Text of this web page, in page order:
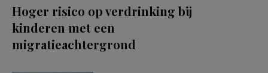
Hoger risico op verdrinking bij
kinderen met een
migratieachtergrond